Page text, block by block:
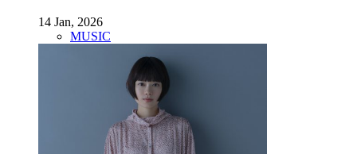
14 Jan, 2026
MUSIC